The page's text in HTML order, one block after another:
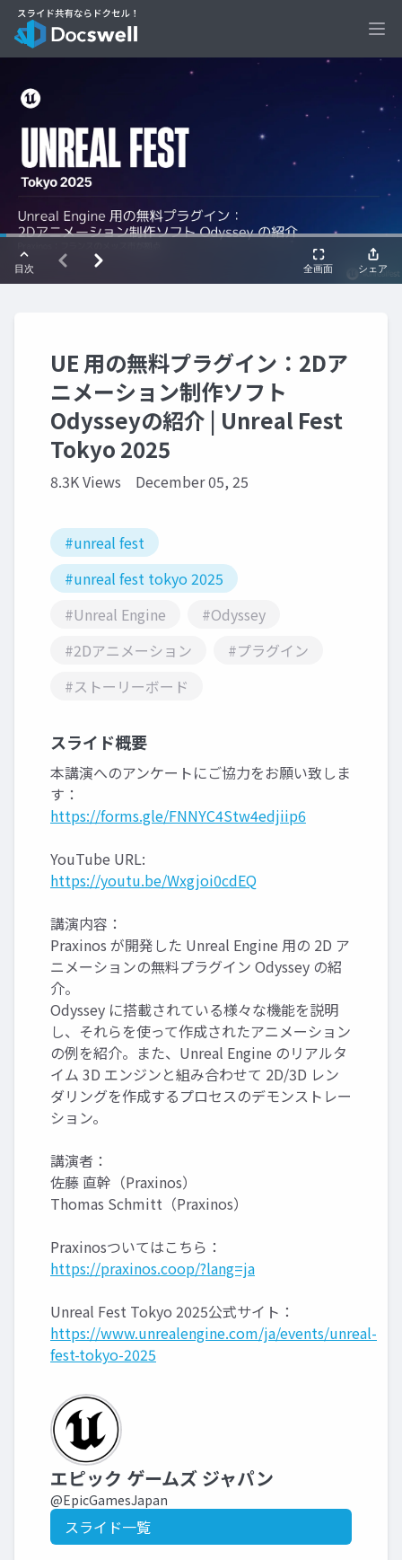
UE 用の無料プラグイン：2Dア
ニメーション制作ソフト
Odysseyの紹介 | Unreal Fest
Tokyo 2025
8.3K Views December 05, 25
#unreal fest
#unreal fest tokyo 2025
#Unreal Engine
#Odyssey
#2Dアニメーション
#プラグイン
#ストーリーボード
スライド概要
本講演へのアンケートにご協力をお願い致しま
す：
https://forms.gle/FNNYC4Stw4edjiip6
YouTube URL:
https://youtu.be/Wxgjoi0cdEQ
講演内容：
Praxinos が開発した Unreal Engine 用の 2D ア
ニメーションの無料プラグイン Odyssey の紹
介。
Odyssey に搭載されている様々な機能を説明
し、それらを使って作成されたアニメーション
の例を紹介。また、Unreal Engine のリアルタ
イム 3D エンジンと組み合わせて 2D/3D レン
ダリングを作成するプロセスのデモンストレー
ション。
講演者：
佐藤 直幹（Praxinos）
Thomas Schmitt（Praxinos）
Praxinosついてはこちら：
https://praxinos.coop/?lang=ja
Unreal Fest Tokyo 2025公式サイト：
https://www.unrealengine.com/ja/events/unreal-
fest-tokyo-2025
エピック ゲームズ ジャパン
@EpicGamesJapan
スライド一覧